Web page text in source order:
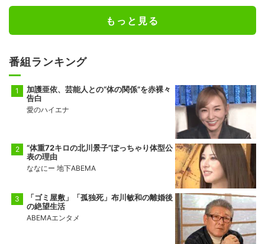
もっと見る
番組ランキング
加護亜依、芸能人との“体の関係”を赤裸々
告白
愛のハイエナ
“体重72キロの北川景子”ぽっちゃり体型公
表の理由
ななにー 地下ABEMA
「ゴミ屋敷」「孤独死」布川敏和の離婚後
の絶望生活
ABEMAエンタメ